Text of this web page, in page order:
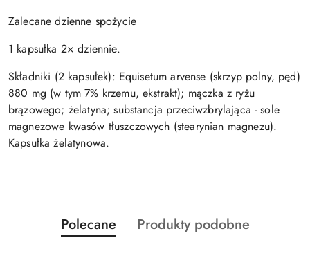
Zalecane dzienne spożycie
1 kapsułka 2× dziennie.
Składniki (2 kapsułek): Equisetum arvense (skrzyp polny, pęd)
880 mg (w tym 7% krzemu, ekstrakt); mączka z ryżu
brązowego; żelatyna; substancja przeciwzbrylająca - sole
magnezowe kwasów tłuszczowych (stearynian magnezu).
Kapsułka żelatynowa.
Pomiń karuzelę produktów
Produkty
o
Polecane
Produkty
Produkty podobne